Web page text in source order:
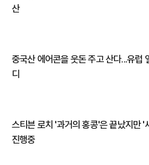
산
중국산 에어콘을 웃돈 주고 산다...유럽
디
스티븐 로치 '과거의 홍콩'은 끝났지만 '
진행중